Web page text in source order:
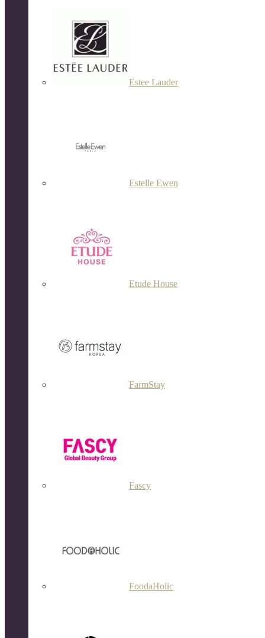
Estee Lauder
Estelle Ewen
Etude House
FarmStay
Fascy
FoodaHolic